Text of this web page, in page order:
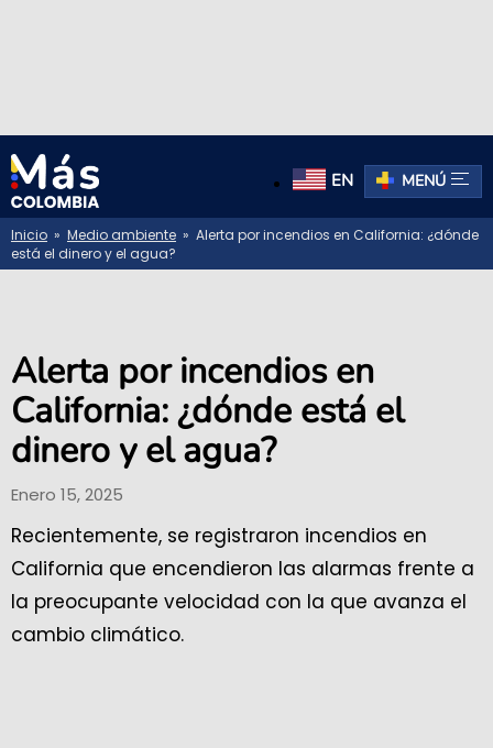
EN MENÚ
Inicio » Medio ambiente » Alerta por incendios en California: ¿dónde
está el dinero y el agua?
Alerta por incendios en
California: ¿dónde está el
dinero y el agua?
Enero 15, 2025
Recientemente, se registraron incendios en
California que encendieron las alarmas frente a
la preocupante velocidad con la que avanza el
cambio climático.